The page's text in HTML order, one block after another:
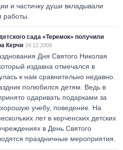
и частичку души вкладывали
работы.
сада «Теремок» получили
Керчи 24.12.2008
Дня Святого Николая
издавна отмечался в
к нам сравнительно недавно.
полюбился детям. Ведь в
одаривать подарками за
учебу, поведение. На
лет в керченских детских
в День Святого
праздничные мероприятия.